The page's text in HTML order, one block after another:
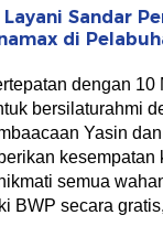
Sandar
di
dengan 10
bersilaturahmi
Yasin dan
kesempatan
semua
BWP secara